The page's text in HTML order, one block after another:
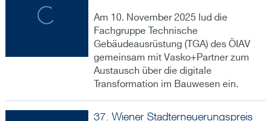
Am 10. November 2025 lud die
Fachgruppe Technische
Gebäudeausrüstung (TGA) des ÖIAV
gemeinsam mit Vasko+Partner zum
Austausch über die digitale
Transformation im Bauwesen ein.
37. Wiener Stadterneuerungspreis